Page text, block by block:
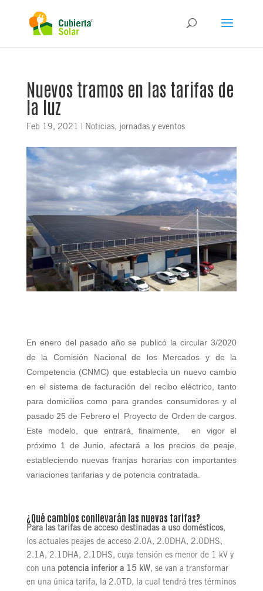
Nuevos tramos en las tarifas de
la luz
Feb 19, 2021 | Noticias, jornadas y eventos
En enero del pasado año se publicó la circular 3/2020
de la Comisión Nacional de los Mercados y de la
Competencia (CNMC) que establecía un nuevo cambio
en el sistema de facturación del recibo eléctrico, tanto
para domicilios como para grandes consumidores y el
pasado 25 de Febrero el Proyecto de Orden de cargos.
Este modelo, que entrará, finalmente, en vigor el
próximo 1 de Junio, afectará a los precios de peaje,
estableciendo nuevas franjas horarias con importantes
variaciones tarifarias y de potencia contratada.
¿Qué cambios conllevarán las nuevas tarifas?
Para las tarifas de acceso destinadas a uso domésticos,
los actuales peajes de acceso 2.0A, 2.0DHA, 2.0DHS,
2.1A, 2.1DHA, 2.1DHS, cuya tensión es menor de 1 kV y
con una potencia inferior a 15 kW, se van a transformar
en una única tarifa, la 2.0TD, la cual tendrá tres términos